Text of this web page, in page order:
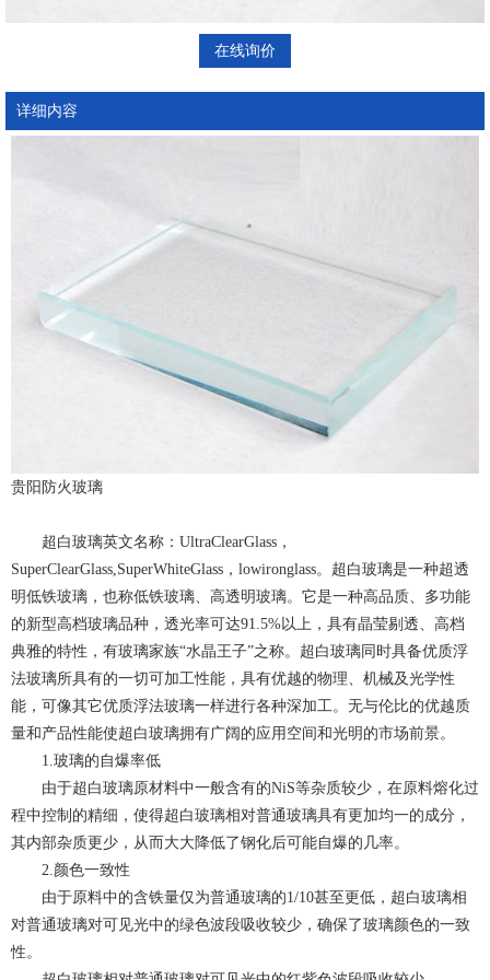
在线询价
详细内容
贵阳防火玻璃
超白玻璃英文名称：UltraClearGlass，
SuperClearGlass,SuperWhiteGlass，lowironglass。超白玻璃是一种超透
明低铁玻璃，也称低铁玻璃、高透明玻璃。它是一种高品质、多功能
的新型高档玻璃品种，透光率可达91.5%以上，具有晶莹剔透、高档
典雅的特性，有玻璃家族“水晶王子”之称。超白玻璃同时具备优质浮
法玻璃所具有的一切可加工性能，具有优越的物理、机械及光学性
能，可像其它优质浮法玻璃一样进行各种深加工。无与伦比的优越质
量和产品性能使超白玻璃拥有广阔的应用空间和光明的市场前景。
1.玻璃的自爆率低
由于超白玻璃原材料中一般含有的NiS等杂质较少，在原料熔化过
程中控制的精细，使得超白玻璃相对普通玻璃具有更加均一的成分，
其内部杂质更少，从而大大降低了钢化后可能自爆的几率。
2.颜色一致性
由于原料中的含铁量仅为普通玻璃的1/10甚至更低，超白玻璃相
对普通玻璃对可见光中的绿色波段吸收较少，确保了玻璃颜色的一致
性。